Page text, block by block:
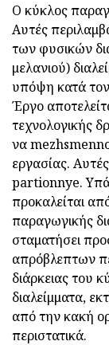
Ο κύκλος
Αυτές
των φυσικών
μελανιού)
υπόψη κατά τον
Έργο
τεχνολογικής
να
εργασίας.
partionnye.
προκαλείται
παραγωγικής
σταματήσει
απρόβλεπτων
διάρκειας του
διαλείμματα,
από την κακή
περιστατικά.